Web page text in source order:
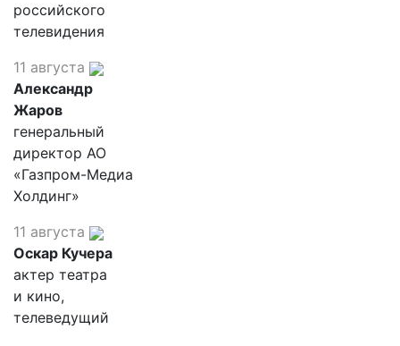
российского
телевидения
11 августа
Александр
Жаров
генеральный
директор АО
«Газпром-Медиа
Холдинг»
11 августа
Оскар Кучера
актер театра
и кино,
телеведущий